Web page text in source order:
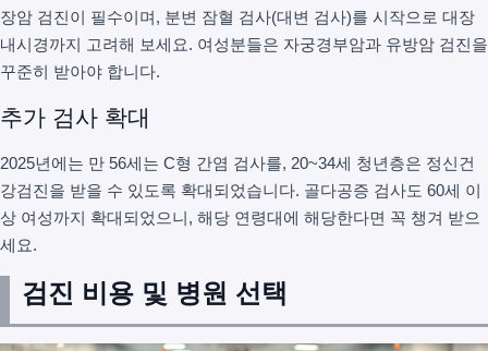
장암 검진이 필수이며, 분변 잠혈 검사(대변 검사)를 시작으로 대장
내시경까지 고려해 보세요. 여성분들은 자궁경부암과 유방암 검진을
꾸준히 받아야 합니다.
추가 검사 확대
2025년에는 만 56세는 C형 간염 검사를, 20~34세 청년층은 정신건
강검진을 받을 수 있도록 확대되었습니다. 골다공증 검사도 60세 이
상 여성까지 확대되었으니, 해당 연령대에 해당한다면 꼭 챙겨 받으
세요.
검진 비용 및 병원 선택